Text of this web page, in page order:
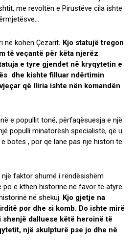
me revoltën e Pirustëve cila ishte
në kohën Çezarit. Kjo statujë tregon
të veçantë për këta njerëz
e tyre gjendet në kryqytetin e
dhe kishte filluar ndërtimin
që Iliria ishte nën komandën
e popullit tonë, përfaqësuesja e një
populli minatorësh specialistë, që u
botës , por që lanë pas një histori të
faktor shumë i rëndësishëm
po e kthen historinë në favor të atyre
në shekuj. Kjo gjetje na
por dhe si komb. Do ishte mirë
dalluese këtë heroinë të
një skulpturë pse jo dhe në